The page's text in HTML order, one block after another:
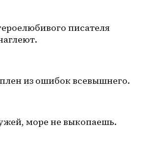
писателя
из ошибок всевышнего.
море не выкопаешь.